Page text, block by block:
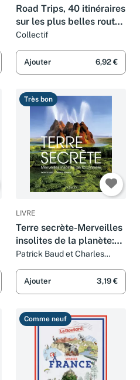
Road Trips, 40 itinéraires
sur les plus belles routes
du monde
Collectif
Ajouter 6,92 €
Très bon
LIVRE
Terre secrète-Merveilles
insolites de la planète:
Merveilles insolites de la
planète
Patrick Baud et Charles
Ajouter 3,19 €
Comme neuf